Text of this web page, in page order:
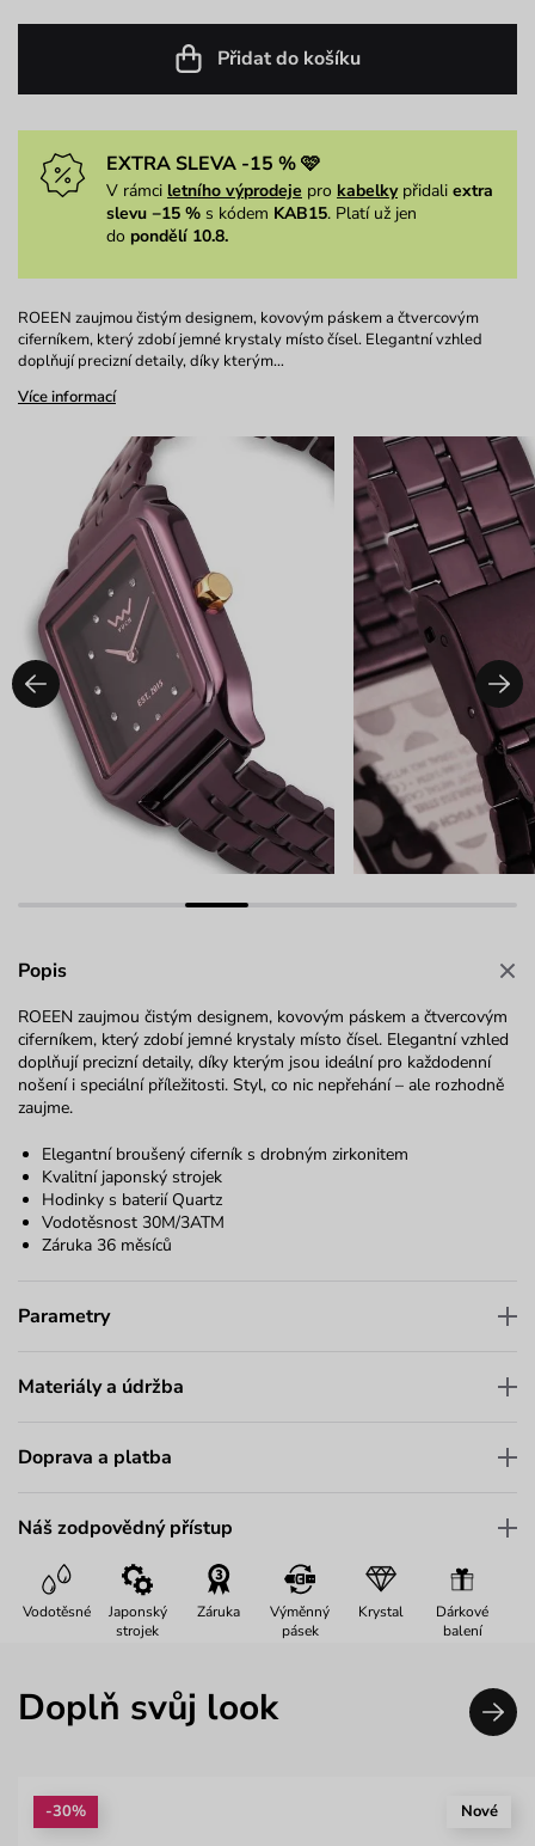
Přidat do košíku
EXTRA SLEVA -15 % 🩷
V rámci letního výprodeje pro kabelkypřidali extra
slevu −15 % s kódem KAB15. Platí už jen
do pondělí 10.8.
ROEEN zaujmou čistým designem, kovovým páskem a čtvercovým
ciferníkem, který zdobí jemné krystaly místo čísel. Elegantní vzhled
doplňují precizní detaily, díky kterým…
Více informací
Popis
ROEEN zaujmou čistým designem, kovovým páskem a čtvercovým
ciferníkem, který zdobí jemné krystaly místo čísel. Elegantní vzhled
doplňují precizní detaily, díky kterým jsou ideální pro každodenní
nošení i speciální příležitosti. Styl, co nic nepřehání – ale rozhodně
zaujme.
Elegantní broušený ciferník s drobným zirkonitem
Kvalitní japonský strojek
Hodinky s baterií Quartz
Vodotěsnost 30M/3ATM
Záruka 36 měsíců
Parametry
Materiály a údržba
Doprava a platba
Náš zodpovědný přístup
Vodotěsné
Japonský
strojek
Záruka
Výměnný
pásek
Krystal
Dárkové
balení
Doplň svůj look
-30% Nové